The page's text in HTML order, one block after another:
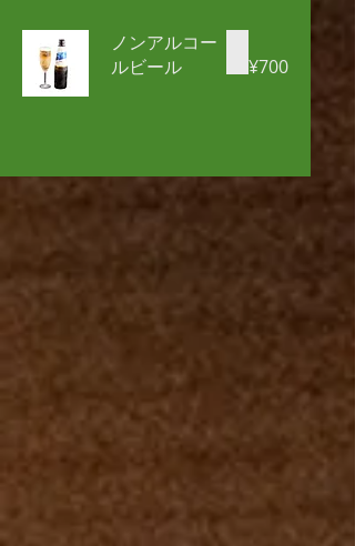
ノンアルコー
ルビール
¥700